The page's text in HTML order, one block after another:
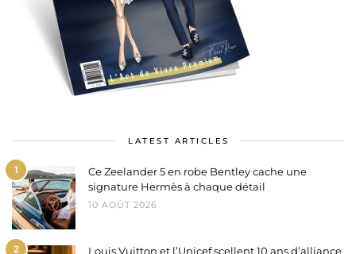
LATEST ARTICLES
1
Ce Zeelander 5 en robe Bentley cache une
signature Hermès à chaque détail
10 AOÛT 2026
2
Louis Vuitton et l’Unicef scellent 10 ans d’alliance